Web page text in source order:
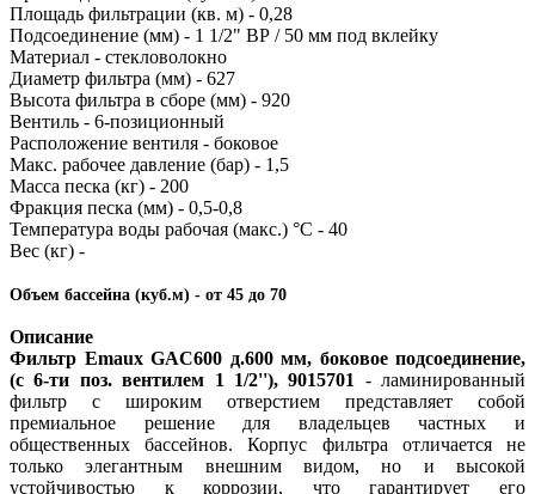
Площадь фильтрации (кв. м) - 0,28
Подсоединение (мм) - 1 1/2" ВР / 50 мм под вклейку
Материал - стекловолокно
Диаметр фильтра (мм) - 627
Высота фильтра в сборе (мм) - 920
Вентиль - 6-позиционный
Расположение вентиля - боковое
Макс. рабочее давление (бар) - 1,5
Масса песка (кг) - 200
Фракция песка (мм) - 0,5-0,8
Температура воды рабочая (макс.) °C - 40
Вес (кг) -
Объем бассейна (куб.м) - от 45 до 70
Описание
Фильтр Emaux GAC600 д.600 мм, боковое подсоединение,
(с 6-ти поз. вентилем 1 1/2''), 9015701
- ламинированный
фильтр с широким отверстием представляет собой
премиальное решение для владельцев частных и
общественных бассейнов. Корпус фильтра отличается не
только элегантным внешним видом, но и высокой
устойчивостью к коррозии, что гарантирует его